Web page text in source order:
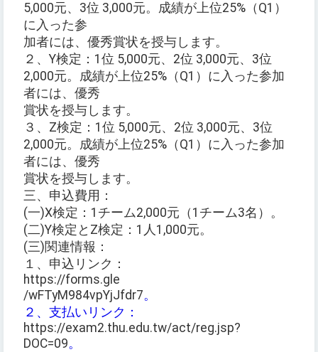
5,000元、3位 3,000元。成績が上位25%（Q1）
に入った参
加者には、優秀賞状を授与します。
２、Y検定：1位 5,000元、2位 3,000元、3位
2,000元。成績が上位25%（Q1）に入った参加
者には、優秀
賞状を授与します。
３、Z検定：1位 5,000元、2位 3,000元、3位
2,000元。成績が上位25%（Q1）に入った参加
者には、優秀
賞状を授与します。
三、申込費用：
(一)X検定：1チーム2,000元（1チーム3名）。
(二)Y検定とZ検定：1人1,000元。
(三)関連情報：
１、申込リンク：
https://forms.gle
/wFTyM984vpYjJfdr7。
２、支払いリンク：
https://exam2.thu.edu.tw/act/reg.jsp?
DOC=09。